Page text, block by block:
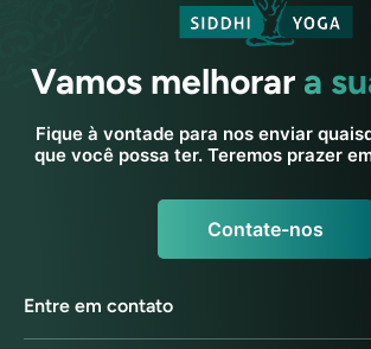
Vamos melhorar a
Fique à vontade para nos enviar
que você possa ter. Teremos prazer
Contate-nos
Entre em contato